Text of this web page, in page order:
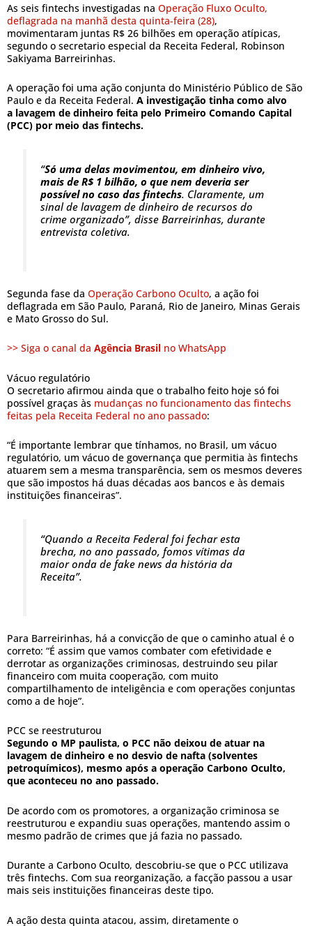
As seis fintechs investigadas na Operação Fluxo Oculto,
deflagrada na manhã desta quinta-feira (28),
movimentaram juntas R$ 26 bilhões em operação atípicas,
segundo o secretario especial da Receita Federal, Robinson
Sakiyama Barreirinhas.
A operação foi uma ação conjunta do Ministério Público de São
Paulo e da Receita Federal. A investigação tinha como alvo
a lavagem de dinheiro feita pelo Primeiro Comando Capital
(PCC) por meio das fintechs.
“Só uma delas movimentou, em dinheiro vivo,
mais de R$ 1 bilhão, o que nem deveria ser
possível no caso das fintechs. Claramente, um
sinal de lavagem de dinheiro de recursos do
crime organizado”, disse Barreirinhas, durante
entrevista coletiva.
Segunda fase da Operação Carbono Oculto, a ação foi
deflagrada em São Paulo, Paraná, Rio de Janeiro, Minas Gerais
e Mato Grosso do Sul.
>> Siga o canal da Agência Brasil no WhatsApp
Vácuo regulatório
O secretario afirmou ainda que o trabalho feito hoje só foi
possível graças às mudanças no funcionamento das fintechs
feitas pela Receita Federal no ano passado:
“É importante lembrar que tínhamos, no Brasil, um vácuo
regulatório, um vácuo de governança que permitia às fintechs
atuarem sem a mesma transparência, sem os mesmos deveres
que são impostos há duas décadas aos bancos e às demais
instituições financeiras”.
“Quando a Receita Federal foi fechar esta
brecha, no ano passado, fomos vítimas da
maior onda de fake news da história da
Receita”.
Para Barreirinhas, há a convicção de que o caminho atual é o
correto: “É assim que vamos combater com efetividade e
derrotar as organizações criminosas, destruindo seu pilar
financeiro com muita cooperação, com muito
compartilhamento de inteligência e com operações conjuntas
como a de hoje”.
PCC se reestruturou
Segundo o MP paulista, o PCC não deixou de atuar na
lavagem de dinheiro e no desvio de nafta (solventes
petroquímicos), mesmo após a operação Carbono Oculto,
que aconteceu no ano passado.
De acordo com os promotores, a organização criminosa se
reestruturou e expandiu suas operações, mantendo assim o
mesmo padrão de crimes que já fazia no passado.
Durante a Carbono Oculto, descobriu-se que o PCC utilizava
três fintechs. Com sua reorganização, a facção passou a usar
mais seis instituições financeiras deste tipo.
A ação desta quinta atacou, assim, diretamente o